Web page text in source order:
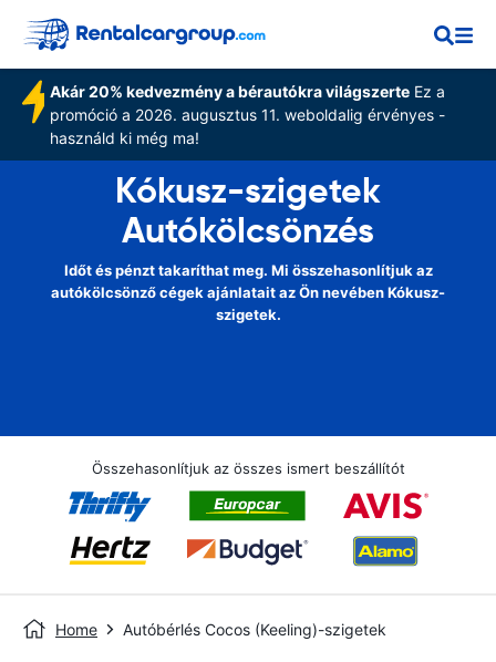
Akár 20% kedvezmény a bérautókra világszerteEz a
promóció a 2026. augusztus 11. weboldalig érvényes -
használd ki még ma!
Kókusz-szigetek
Autókölcsönzés
Időt és pénzt takaríthat meg. Mi összehasonlítjuk az
autókölcsönző cégek ajánlatait az Ön nevében Kókusz-
szigetek.
Összehasonlítjuk az összes ismert beszállítót
Home Autóbérlés Cocos (Keeling)-szigetek